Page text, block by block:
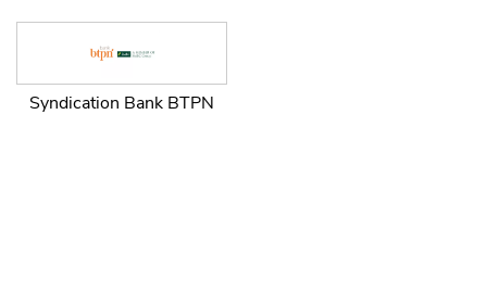
Syndication Bank BTPN